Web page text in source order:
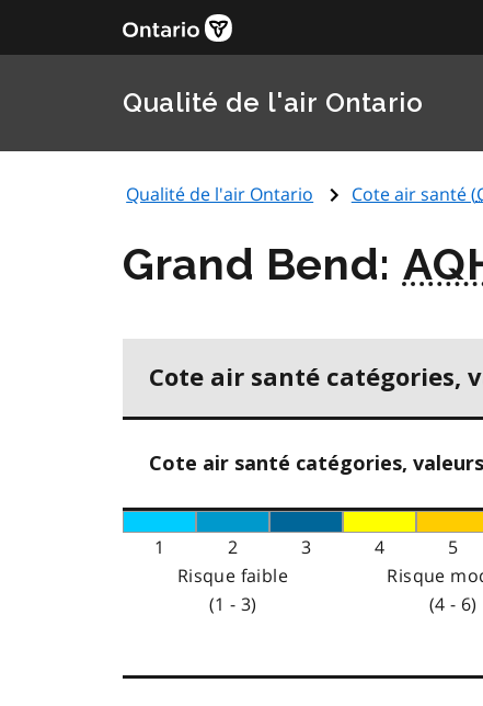
Qualité de l'air Ontario
Qualité de l'air Ontario Cote air santé (
Grand Bend:
Cote air santé catégories,
Cote air santé catégories, valeurs
1 2 3 4 5
Risque faible
(1 - 3)
Risque
(4 - 6)